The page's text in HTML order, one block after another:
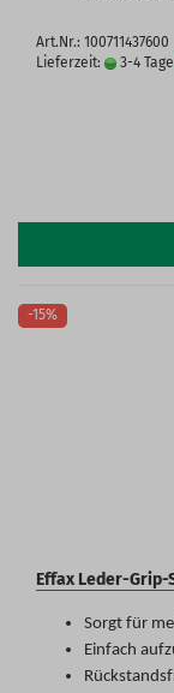
Art.Nr.: 100711437600
Lieferzeit:
3-4 Tage
-15%
Effax Leder-Grip-
Sorgt für
Einfach